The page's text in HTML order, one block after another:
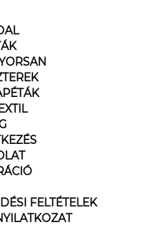
FELTÉTELEK